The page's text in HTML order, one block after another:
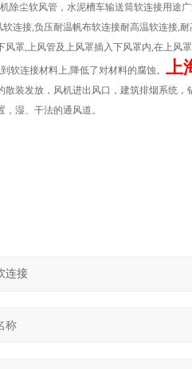
除尘软风管，水泥槽车输送筒软连接用途
连接,负压耐温帆布软连接耐高温软连接,
罩,上风管及上风罩插入下风罩内,在上
软连接材料上,降低了对材料的腐蚀。 上
装发放，风机进出风口，建筑排烟系统，
湿、干法的通风道。